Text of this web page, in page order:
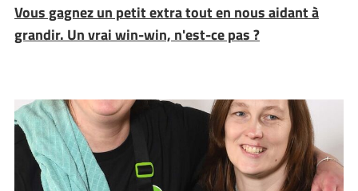
Vous gagnez un petit extra tout en nous aidant à
grandir. Un vrai win-win, n'est-ce pas ?